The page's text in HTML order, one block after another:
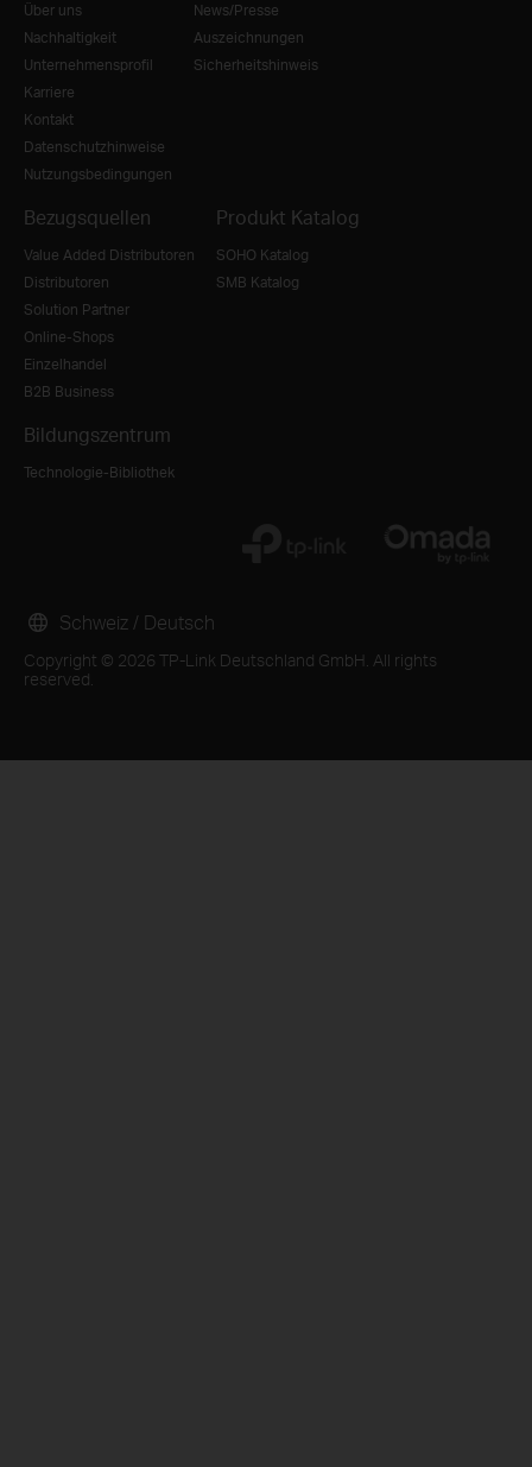
Über uns
Nachhaltigkeit
Unternehmensprofil
Karriere
Kontakt
Datenschutzhinweise
Nutzungsbedingungen
News/Presse
Auszeichnungen
Sicherheitshinweis
Bezugsquellen
Value Added Distributoren
Distributoren
Solution Partner
Online-Shops
Einzelhandel
B2B Business
Produkt Katalog
SOHO Katalog
SMB Katalog
Bildungszentrum
Technologie-Bibliothek
Copyright © 2026 TP-Link Deutschland GmbH. All rights
reserved.
Schweiz / Deutsch